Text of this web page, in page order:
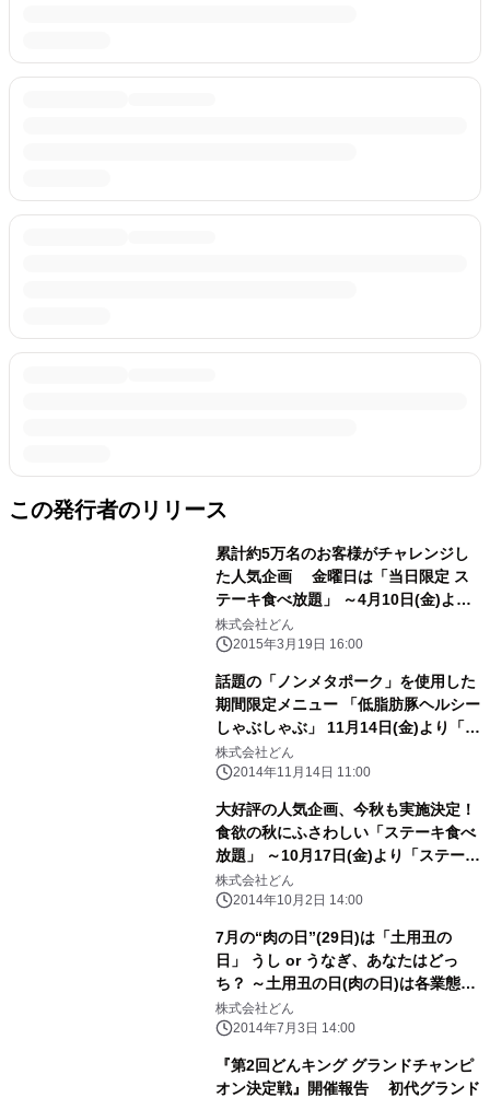
この発行者のリリース
累計約5万名のお客様がチャレンジし
た人気企画 金曜日は「当日限定 ス
テーキ食べ放題」 ～4月10日(金)より
「ステーキのどん」各店舗で順次実施
～
株式会社どん
2015年3月19日 16:00
話題の「ノンメタポーク」を使用した
期間限定メニュー 「低脂肪豚ヘルシー
しゃぶしゃぶ」 11月14日(金)より「し
ゃぶしゃぶどん亭」各店舗で販売
株式会社どん
2014年11月14日 11:00
大好評の人気企画、今秋も実施決定！
食欲の秋にふさわしい「ステーキ食べ
放題」 ～10月17日(金)より「ステーキ
のどん」各店舗で順次実施～
株式会社どん
2014年10月2日 14:00
7月の“肉の日”(29日)は「土用丑の
日」 うし or うなぎ、あなたはどっ
ち？ ～土用丑の日(肉の日)は各業態で
スペシャルメニューをご用意、 「選べ
る土用丑の日」を展開～
株式会社どん
2014年7月3日 14:00
『第2回どんキング グランドチャンピ
オン決定戦』開催報告 初代グランド